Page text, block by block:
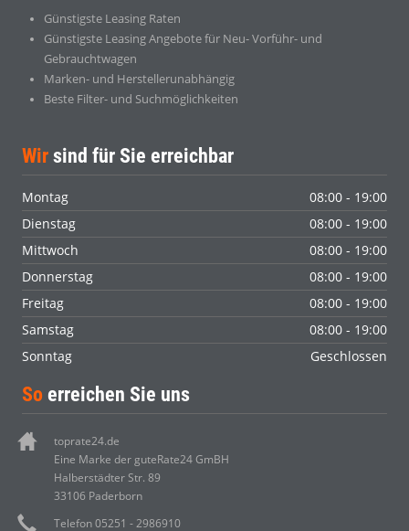
Günstigste Leasing Raten
Günstigste Leasing Angebote für Neu- Vorführ- und
Gebrauchtwagen
Marken- und Herstellerunabhängig
Beste Filter- und Suchmöglichkeiten
Wir sind für Sie erreichbar
Montag
08:00 - 19:00
Dienstag
08:00 - 19:00
Mittwoch
08:00 - 19:00
Donnerstag
08:00 - 19:00
Freitag
08:00 - 19:00
Samstag
08:00 - 19:00
Sonntag
Geschlossen
So erreichen Sie uns
toprate24.de
Eine Marke der guteRate24 GmBH
Halberstädter Str. 89
33106 Paderborn
Telefon 05251 - 2986910